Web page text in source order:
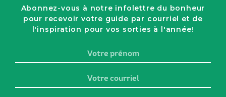
Abonnez-vous à notre infolettre du bonheur
pour recevoir votre guide par courriel et de
l'inspiration pour vos sorties à l'année!
prénom
courriel